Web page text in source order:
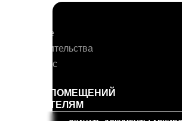
О проекте
Ход строительства
СМИ о нас
ВЫБОР ПОМЕЩЕНИЙ
ПОКУПАТЕЛЯМ